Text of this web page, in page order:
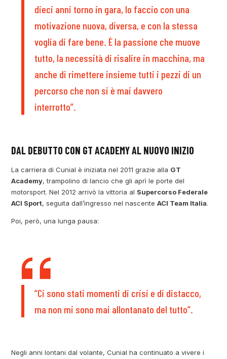
dieci anni torno in gara, lo faccio con una
motivazione nuova, diversa, e con la stessa
voglia di fare bene. È la passione che muove
tutto, la necessità di risalire in macchina, ma
anche di rimettere insieme tutti i pezzi di un
percorso che non si è mai davvero
interrotto”.
DAL DEBUTTO CON GT ACADEMY AL NUOVO INIZIO
La carriera di Cunial è iniziata nel 2011 grazie alla GT
Academy, trampolino di lancio che gli aprì le porte del
motorsport. Nel 2012 arrivò la vittoria al Supercorso Federale
ACI Sport, seguita dall’ingresso nel nascenteACI Team Italia.
Poi, però, una lunga pausa:
“Ci sono stati momenti di crisi e di distacco,
ma non mi sono mai allontanato del tutto”.
Negli anni lontani dal volante, Cunial ha continuato a vivere i